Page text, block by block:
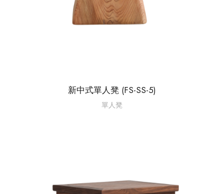
新中式單人凳 (FS-SS-5)
單人凳